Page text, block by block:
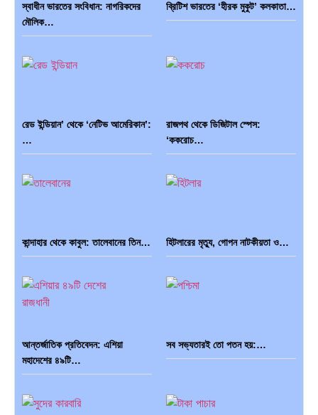
স্বাধীন ভারতের সংবিধান: নাগরিকদের
মৌলিক…
ব্রিটিশ ভারতের ‘হীরক মুকুট’ কলকাতা…
রেড ইন্ডিয়ান’ থেকে ‘নেটিভ আমেরিকান’:
…
রাজপথ থেকে ডিজিটাল স্পেস:
‘ককরোচ…
কান্দাহার থেকে কাবুল: তালেবানের তিন… হিটলারের মৃত্যু, গোপন নাটকীয়তা ও…
আন্তর্জাতিক প্রতিবেদন: এশিয়া
মহাদেশের ৪৯টি…
সব সভ্যতারই তো পতন হয়:…